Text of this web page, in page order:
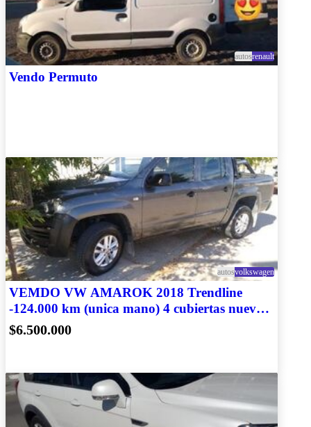
autosrenault
Vendo Permuto
autosvolkswagen
VEMDO VW AMAROK 2018 Trendline
-124.000 km (unica mano) 4 cubiertas nuevas
y accesorios
$6.500.000